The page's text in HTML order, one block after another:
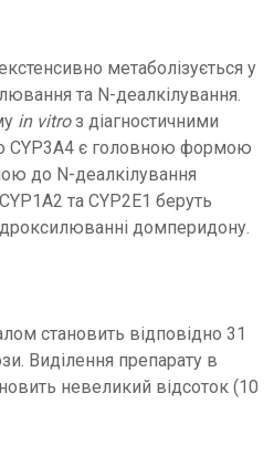
метаболізується у
та N-деалкілування.
in vitroз діагностичними
CYP3A4 є головною формою
до N-деалкілування
та CYP2E1 беруть
домперидону.
становить відповідно 31
Виділення препарату в
невеликий відсоток (10